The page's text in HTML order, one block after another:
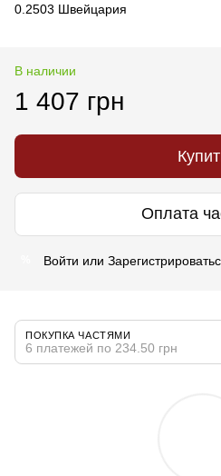
0.2503 Швейцария
В наличии
1 407 грн
Оплата
Войти или
ПОКУПКА ЧАСТЯМИ
6 платежей по 234.50 грн